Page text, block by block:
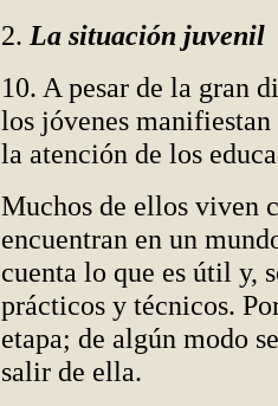
2. La situación juvenil
10. A pesar de la gran
los jóvenes
la atención de los
Muchos de ellos viven
encuentran en un
cuenta lo que es útil y,
prácticos y técnicos.
etapa; de algún modo
salir de ella.